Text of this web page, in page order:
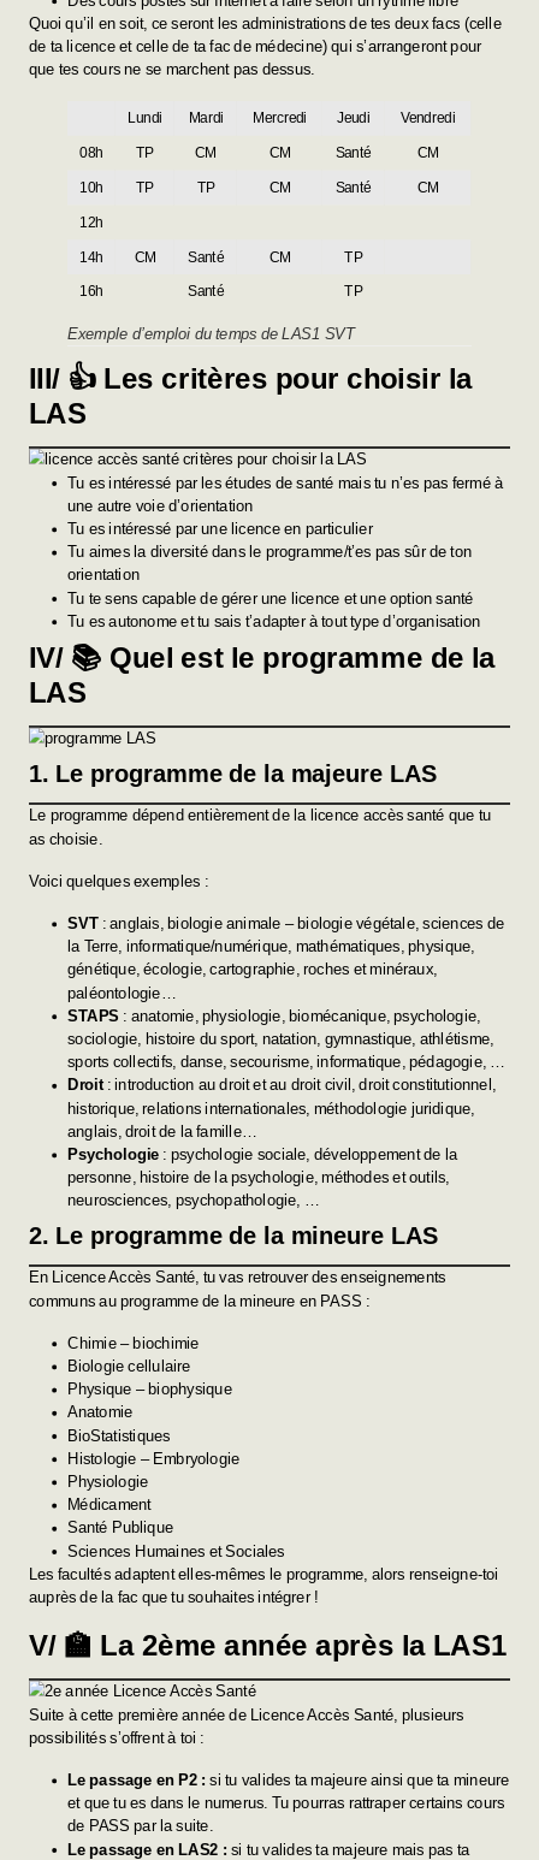
Quoi qu’il en soit, ce seront les administrations de tes deux facs (celle
de ta licence et celle de ta fac de médecine) qui s’arrangeront pour
que tes cours ne se marchent pas dessus.
Lundi Mardi Mercredi Jeudi Vendredi
08h TP CM CM Santé CM
10h TP TP CM Santé CM
12h
14h CM Santé CM TP
16h Santé TP
Exemple d’emploi du temps de LAS1 SVT
III/ 👍 Les critères pour choisir la
LAS
Tu es intéressé par les études de santé mais tu n’es pas fermé à
une autre voie d’orientation
Tu es intéressé par une licence en particulier
Tu aimes la diversité dans le programme/t’es pas sûr de ton
orientation
Tu te sens capable de gérer une licence et une option santé
Tu es autonome et tu sais t’adapter à tout type d’organisation
IV/ 📚 Quel est le programme de la
LAS
1. Le programme de la majeure LAS
Le programme dépend entièrement de la licence accès santé que tu
as choisie.
Voici quelques exemples :
SVT: anglais, biologie animale – biologie végétale, sciences de
la Terre, informatique/numérique, mathématiques, physique,
génétique, écologie, cartographie, roches et minéraux,
paléontologie…
STAPS : anatomie, physiologie, biomécanique, psychologie,
sociologie, histoire du sport, natation, gymnastique, athlétisme,
sports collectifs, danse, secourisme, informatique, pédagogie, …
Droit: introduction au droit et au droit civil, droit constitutionnel,
historique, relations internationales, méthodologie juridique,
anglais, droit de la famille…
Psychologie : psychologie sociale, développement de la
personne, histoire de la psychologie, méthodes et outils,
neurosciences, psychopathologie, …
2. Le programme de la mineure LAS
En Licence Accès Santé, tu vas retrouver des enseignements
communs au programme de lamineure en PASS :
Chimie – biochimie
Biologie cellulaire
Physique – biophysique
Anatomie
BioStatistiques
Histologie – Embryologie
Physiologie
Médicament
Santé Publique
Sciences Humaines et Sociales
Les facultés adaptent elles-mêmes le programme, alors renseigne-toi
auprès de la fac que tu souhaites intégrer !
V/ 🏫 La 2ème année après la LAS1
Suite à cette première année de Licence Accès Santé, plusieurs
possibilités s’offrent à toi :
Le passage en P2 : si tu valides ta majeure ainsi que ta mineure
et que tu es dans le numerus. Tu pourras rattraper certains cours
de PASS par la suite.
Le passage en LAS2 : si tu valides ta majeure mais pas ta